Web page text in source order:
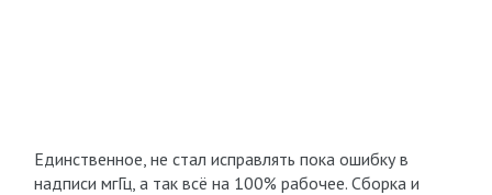
Единственное, не стал исправлять пока ошибку в
надписи мгГц, а так всё на 100% рабочее. Сборка и